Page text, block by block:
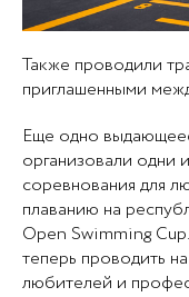
Также проводили
приглашенными
Еще одно
организовали одни
соревнования для
плаванию на
Open Swimming
теперь проводить
любителей и